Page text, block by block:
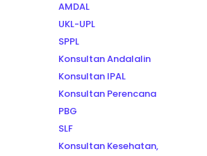
AMDAL
UKL-UPL
SPPL
Konsultan Andalalin
Konsultan IPAL
Konsultan Perencana
PBG
SLF
Konsultan Kesehatan,